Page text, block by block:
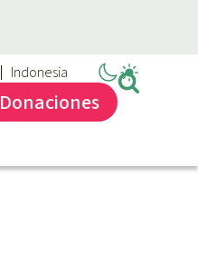
Indonesia
Donaciones